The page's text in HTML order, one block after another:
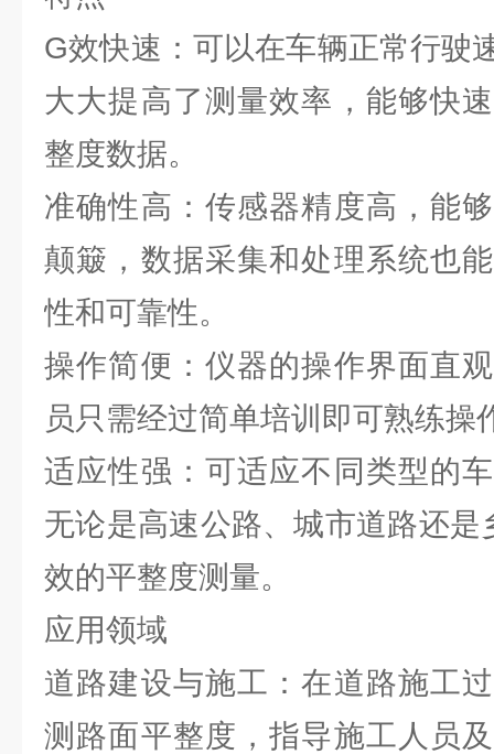
G效快速：可以在车辆正常行驶
大大提高了测量效率，能够快
整度数据。
准确性高：传感器精度高，能
颠簸，数据采集和处理系统也
性和可靠性。
操作简便：仪器的操作界面直
员只需经过简单培训即可熟练操
适应性强：可适应不同类型的
无论是高速公路、城市道路还
效的平整度测量。
应用领域
道路建设与施工：在道路施工
测路面平整度，指导施工人员